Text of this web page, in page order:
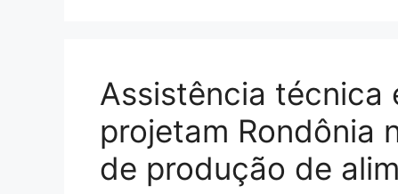
Assistência técnica
projetam Rondônia
de produção de